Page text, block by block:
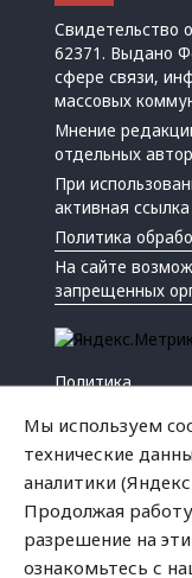
Свидетельство
62371. Выдано
сфере связи,
массовых
Мнение
отдельных
При
активная
Политика
На сайте
запрещенных
Политика
Мы используем
технические
аналитики
Продолжая
разрешение на
ознакомьтесь с